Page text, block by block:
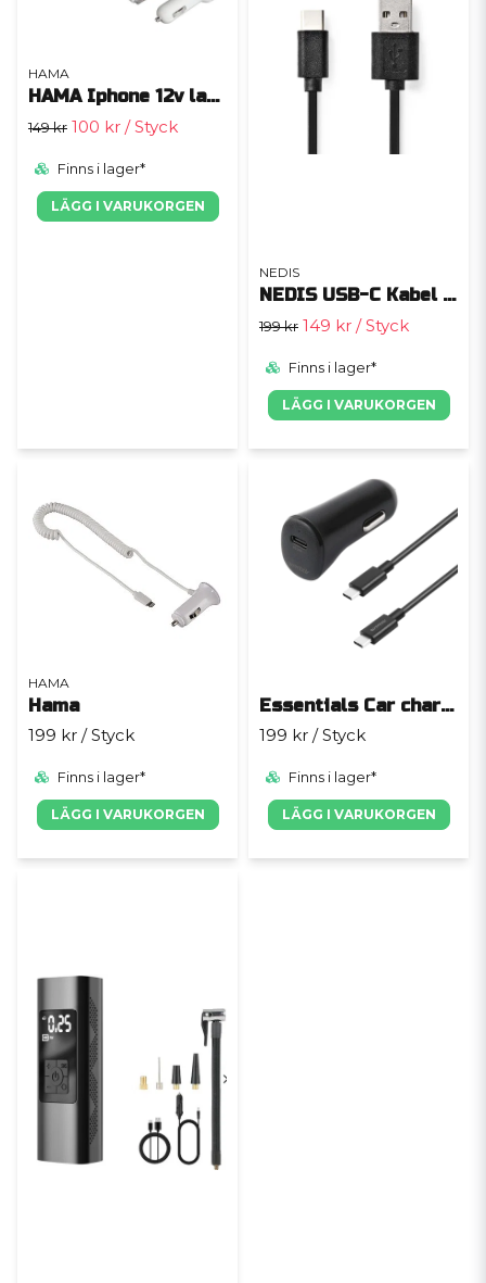
HAMA
HAMA Iphone 12v laddare
149 kr 100 kr / Styck
Finns i lager*
LÄGG I VARUKORGEN
NEDIS
NEDIS USB-C Kabel 60W
199 kr 149 kr / Styck
Finns i lager*
LÄGG I VARUKORGEN
HAMA
Hama
199 kr / Styck
Finns i lager*
LÄGG I VARUKORGEN
Essentials Car charger
199 kr / Styck
Finns i lager*
LÄGG I VARUKORGEN